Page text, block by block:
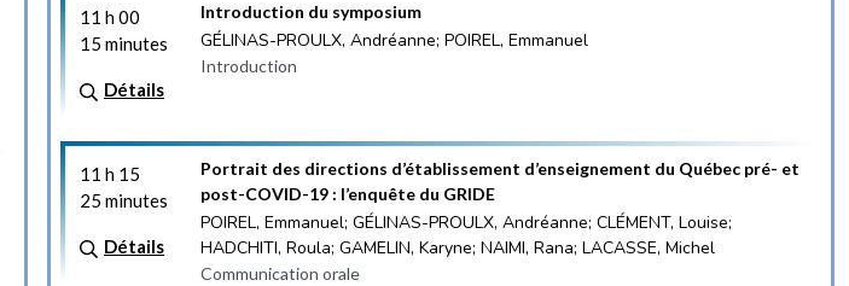
11 h 00
15 minutes
Détails
Introduction du symposium
GÉLINAS-PROULX, Andréanne; POIREL, Emmanuel
Introduction
11 h 15
25 minutes
Détails
Portrait des directions d’établissement d’enseignement du Québec pré- et
post-COVID-19 : l’enquête du GRIDE
POIREL, Emmanuel; GÉLINAS-PROULX, Andréanne; CLÉMENT, Louise;
HADCHITI, Roula; GAMELIN, Karyne; NAIMI, Rana; LACASSE, Michel
Communication orale